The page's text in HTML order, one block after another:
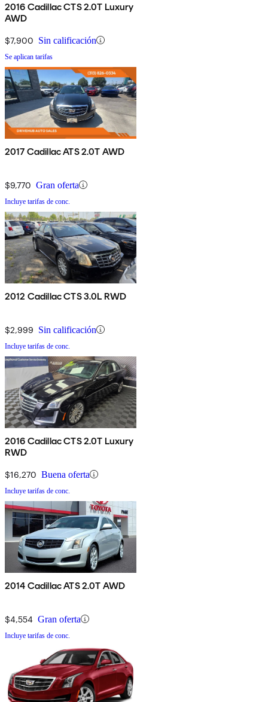
2016 Cadillac CTS 2.0T Luxury
AWD
$7,900 Sin calificación
Se aplican tarifas
2017 Cadillac ATS 2.0T AWD
$9,770 Gran oferta
Incluye tarifas de conc.
2012 Cadillac CTS 3.0L RWD
$2,999 Sin calificación
Incluye tarifas de conc.
2016 Cadillac CTS 2.0T Luxury
RWD
$16,270 Buena oferta
Incluye tarifas de conc.
2014 Cadillac ATS 2.0T AWD
$4,554 Gran oferta
Incluye tarifas de conc.